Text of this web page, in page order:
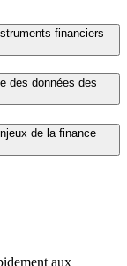
financiers
des données des
de la finance
aux